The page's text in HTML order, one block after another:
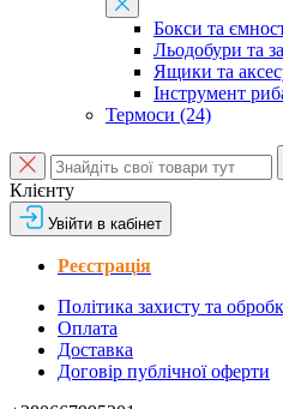
Бокси та
Льодобури та
Ящики та
Інструмент
Термоси (24)
Клієнту
Увійти в кабінет
Реєстрація
Політика захисту та
Оплата
Доставка
Договір публічної оферти